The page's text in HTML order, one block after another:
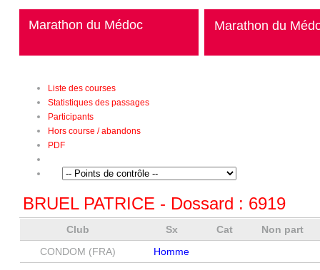
Marathon du Médoc Marathon du
Liste des courses
Statistiques des passages
Participants
Hors course / abandons
PDF
BRUEL PATRICE - Dossard : 6919
Club Sx Cat
Non part
CONDOM (FRA)
Homme